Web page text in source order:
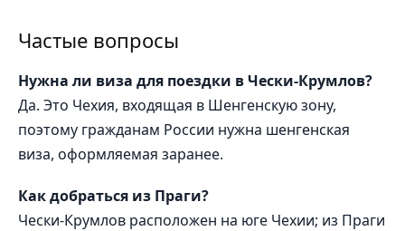
Частые вопросы
Нужна ли виза для поездки в Чески-Крумлов?
Да. Это Чехия, входящая в Шенгенскую зону,
поэтому гражданам России нужна шенгенская
виза, оформляемая заранее.
Как добраться из Праги?
Чески-Крумлов расположен на юге Чехии; из Праги